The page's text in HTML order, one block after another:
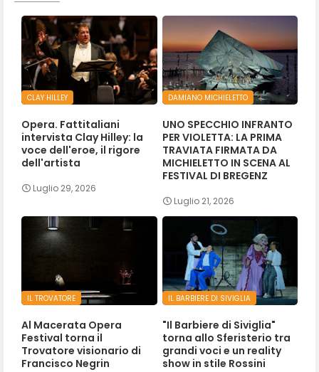
CLAY HILLEY
Opera. Fattitaliani
intervista Clay Hilley: la
voce dell'eroe, il rigore
dell'artista
Luglio 29, 2026
DAMIANO MICHIELETTO
UNO SPECCHIO INFRANTO
PER VIOLETTA: LA PRIMA
TRAVIATA FIRMATA DA
MICHIELETTO IN SCENA AL
FESTIVAL DI BREGENZ
Luglio 21, 2026
IL TROVATORE
Al Macerata Opera
Festival torna il
Trovatore visionario di
Francisco Negrin
IL BARBIERE DI SIVIGLIA
"Il Barbiere di Siviglia"
torna allo Sferisterio tra
grandi voci e un reality
show in stile Rossini